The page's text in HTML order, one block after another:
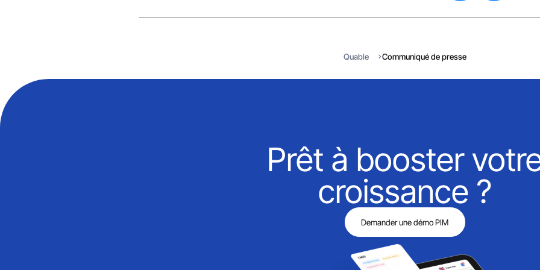
Quable Communiqué de presse
Prêt à booster
croissance ?
Demander une démo PIM